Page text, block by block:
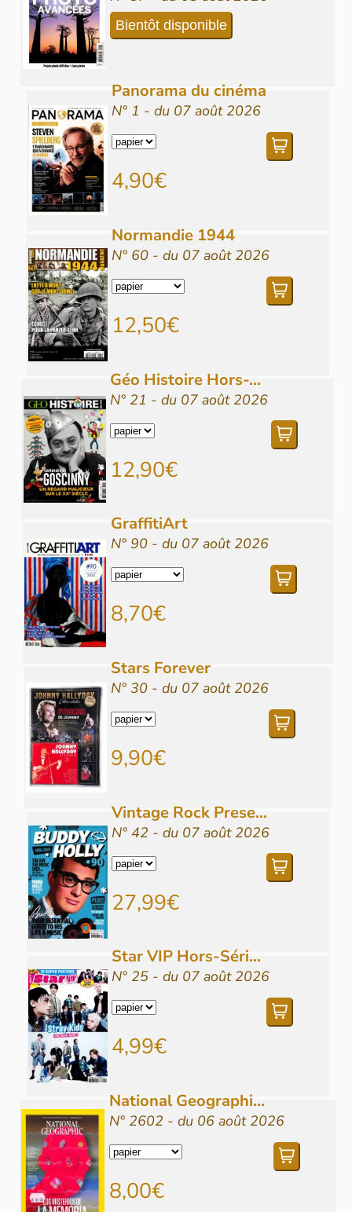
Bientôt disponible
Panorama du cinéma
N° 1 - du 07 août 2026
4,90€
Normandie 1944
N° 60 - du 07 août 2026
12,50€
Géo Histoire Hors-...
N° 21 - du 07 août 2026
12,90€
GraffitiArt
N° 90 - du 07 août 2026
8,70€
Stars Forever
N° 30 - du 07 août 2026
9,90€
Vintage Rock Prese...
N° 42 - du 07 août 2026
27,99€
Star VIP Hors-Séri...
N° 25 - du 07 août 2026
4,99€
National Geographi...
N° 2602 - du 06 août 2026
8,00€